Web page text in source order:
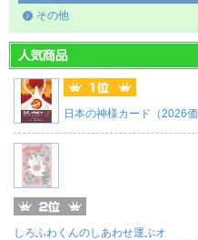
その他
日本の神様カード（2026価
しろふわくんのしあわせ運ぶオ